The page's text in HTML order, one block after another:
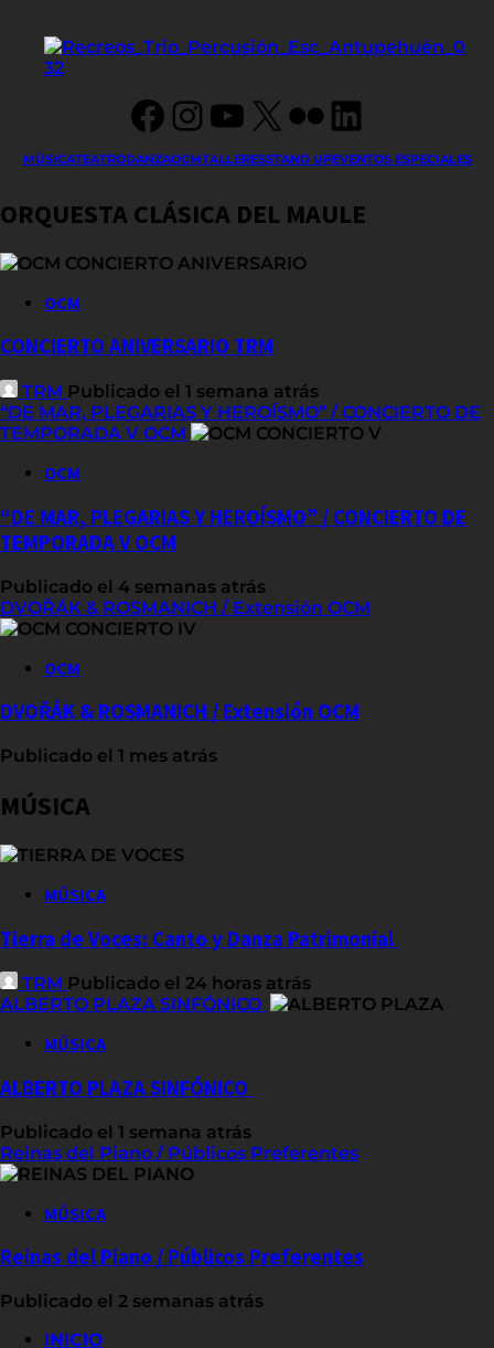
Facebook
Instagram
YouTube
X FlickrLinkedIn
MÚSICATEATRODANZAOCMTALLERESSTAND UPEVENTOS ESPECIALES
ORQUESTA CLÁSICA DEL MAULE
OCM
CONCIERTO ANIVERSARIO TRM
TRM Publicado el 1 semana atrás
“DE MAR, PLEGARIAS Y HEROÍSMO” / CONCIERTO DE
TEMPORADA V OCM
OCM
“DE MAR, PLEGARIAS Y HEROÍSMO” / CONCIERTO DE
TEMPORADA V OCM
Publicado el 4 semanas atrás
DVOŘÁK & ROSMANICH / Extensión OCM
OCM
DVOŘÁK & ROSMANICH / Extensión OCM
Publicado el 1 mes atrás
MÚSICA
MÚSICA
Tierra de Voces: Canto y Danza Patrimonial
TRM Publicado el 24 horas atrás
ALBERTO PLAZA SINFÓNICO
MÚSICA
ALBERTO PLAZA SINFÓNICO
Publicado el 1 semana atrás
Reinas del Piano / Públicos Preferentes
MÚSICA
Reinas del Piano / Públicos Preferentes
Publicado el 2 semanas atrás
INICIO